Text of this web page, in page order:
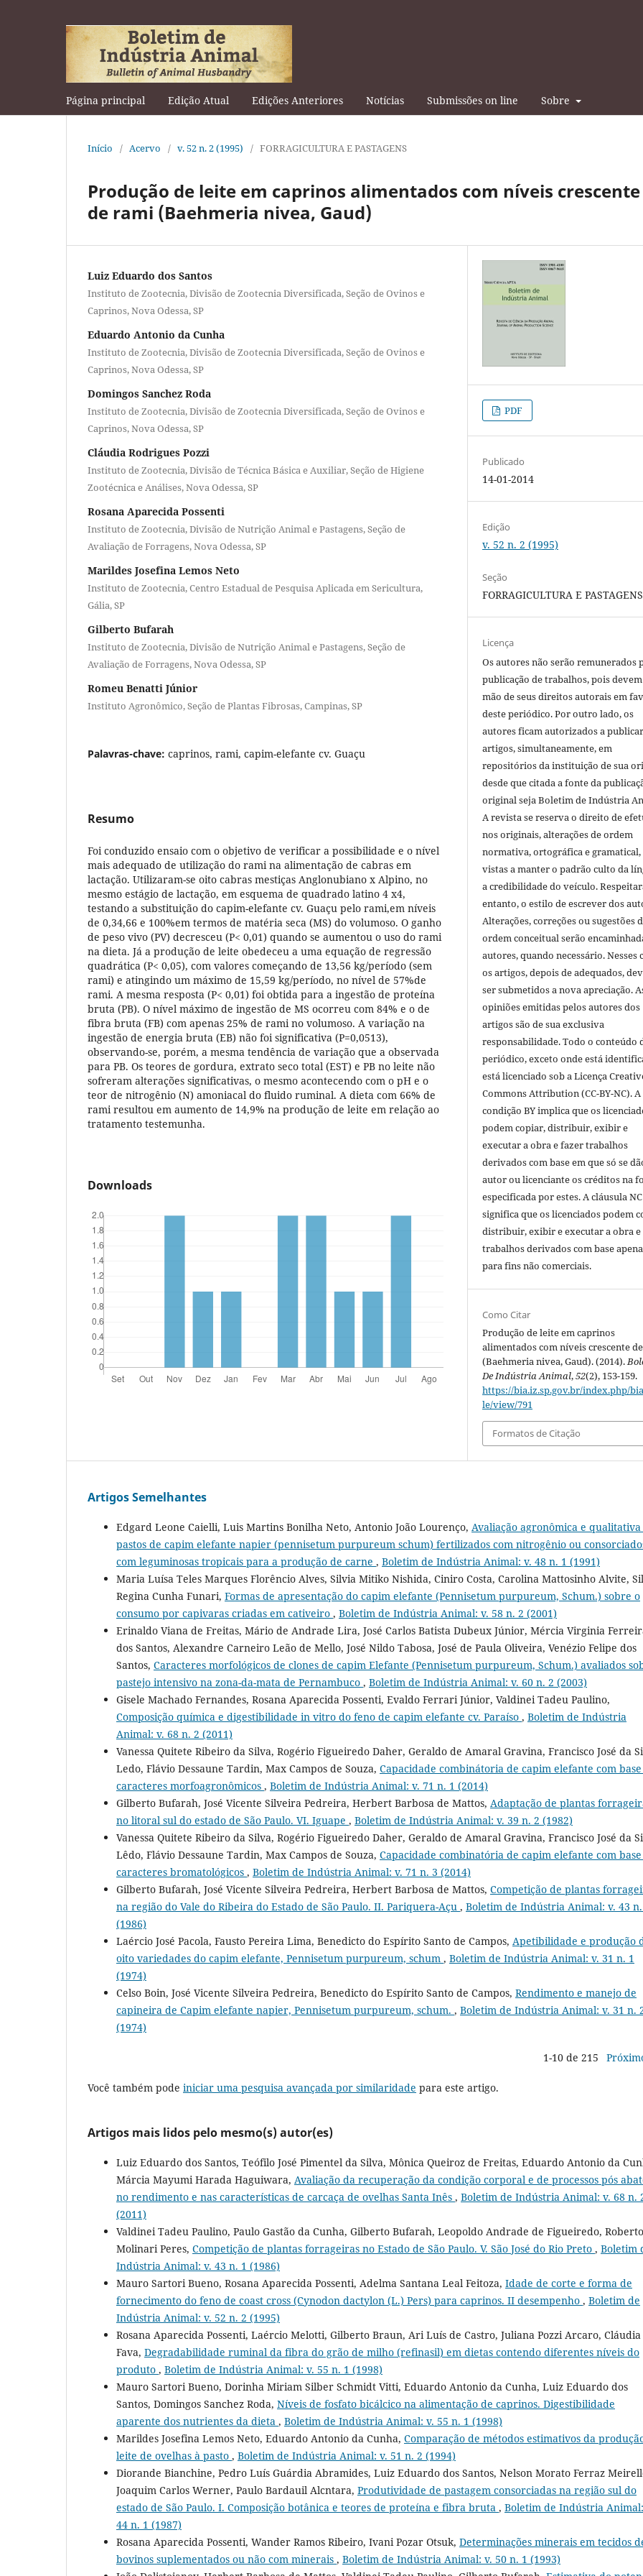
Página principal Edição Atual Edições Anteriores Notícias Submissões on line Sobre
Início / Acervo / v. 52 n. 2 (1995) / FORRAGICULTURA E PASTAGENS
Produção de leite em caprinos alimentados com níveis crescente
de rami (Baehmeria nivea, Gaud)
Luiz Eduardo dos Santos
Instituto de Zootecnia, Divisão de Zootecnia Diversificada, Seção de Ovinos e
Caprinos, Nova Odessa, SP
Eduardo Antonio da Cunha
Instituto de Zootecnia, Divisão de Zootecnia Diversificada, Seção de Ovinos e
Caprinos, Nova Odessa, SP
Domingos Sanchez Roda
Instituto de Zootecnia, Divisão de Zootecnia Diversificada, Seção de Ovinos e
Caprinos, Nova Odessa, SP
Cláudia Rodrigues Pozzi
Instituto de Zootecnia, Divisão de Técnica Básica e Auxiliar, Seção de Higiene
Zootécnica e Análises, Nova Odessa, SP
Rosana Aparecida Possenti
Instituto de Zootecnia, Divisão de Nutrição Animal e Pastagens, Seção de
Avaliação de Forragens, Nova Odessa, SP
Marildes Josefina Lemos Neto
Instituto de Zootecnia, Centro Estadual de Pesquisa Aplicada em Sericultura,
Gália, SP
Gilberto Bufarah
Instituto de Zootecnia, Divisão de Nutrição Animal e Pastagens, Seção de
Avaliação de Forragens, Nova Odessa, SP
Romeu Benatti Júnior
Instituto Agronômico, Seção de Plantas Fibrosas, Campinas, SP
Palavras-chave: caprinos, rami, capim-elefante cv. Guaçu
Resumo
Foi conduzido ensaio com o objetivo de verificar a possibilidade e o nível
mais adequado de utilização do rami na alimentação de cabras em
lactação. Utilizaram-se oito cabras mestiças Anglonubiano x Alpino, no
mesmo estágio de lactação, em esquema de quadrado latino 4 x4,
testando a substituição do capim-elefante cv. Guaçu pelo rami,em níveis
de 0,34,66 e 100%em termos de matéria seca (MS) do volumoso. O ganho
de peso vivo (PV) decresceu (P< 0,01) quando se aumentou o uso do rami
na dieta. Já a produção de leite obedeceu a uma equação de regressão
quadrática (P< 0,05), com valores começando de 13,56 kg/período (sem
rami) e atingindo um máximo de 15,59 kg/período, no nível de 57%de
rami. A mesma resposta (P< 0,01) foi obtida para a ingestão de proteína
bruta (PB). O nível máximo de ingestão de MS ocorreu com 84% e o de
fibra bruta (FB) com apenas 25% de rami no volumoso. A variação na
ingestão de energia bruta (EB) não foi significativa (P=0,0513),
observando-se, porém, a mesma tendência de variação que a observada
para PB. Os teores de gordura, extrato seco total (EST) e PB no leite não
sofreram alterações significativas, o mesmo acontecendo com o pH e o
teor de nitrogênio (N) amoniacal do fluido ruminal. A dieta com 66% de
rami resultou em aumento de 14,9% na produção de leite em relação ao
tratamento testemunha.
Downloads
PDF
Publicado
14-01-2014
Edição
v. 52 n. 2 (1995)
Seção
FORRAGICULTURA E PASTAGENS
Licença
Os autores não serão remunerados
publicação de trabalhos, pois
mão de seus direitos autorais em
deste periódico. Por outro lado, os
autores ficam autorizados a
artigos, simultaneamente, em
repositórios da instituição de sua
desde que citada a fonte da
original seja Boletim de Indústria
A revista se reserva o direito de
nos originais, alterações de ordem
normativa, ortográfica e gramatical,
vistas a manter o padrão culto da
a credibilidade do veículo.
entanto, o estilo de escrever dos
Alterações, correções ou sugestões
ordem conceitual serão
autores, quando necessário. Nesses
os artigos, depois de adequados,
ser submetidos a nova apreciação.
opiniões emitidas pelos autores dos
artigos são de sua exclusiva
responsabilidade. Todo o conteúdo
periódico, exceto onde está
está licenciado sob a Licença
Commons Attribution (CC-BY-NC). A
condição BY implica que os
podem copiar, distribuir, exibir e
executar a obra e fazer trabalhos
derivados com base em que só se
autor ou licenciante os créditos na
especificada por estes. A cláusula NC
significa que os licenciados podem
distribuir, exibir e executar a obra
trabalhos derivados com base
para fins não comerciais.
Como Citar
Produção de leite em caprinos
alimentados com níveis crescente
(Baehmeria nivea, Gaud). (2014).
De Indústria Animal,52(2), 153-159.
https://bia.iz.sp.gov.br/index.php/
le/view/791
Formatos de Citação
Artigos Semelhantes
Edgard Leone Caielli, Luis Martins Bonilha Neto, Antonio João Lourenço, Avaliação agronômica e qualitativa
pastos de capim elefante napier (pennisetum purpureum schum) fertilizados com nitrogênio ou
com leguminosas tropicais para a produção de carne , Boletim de Indústria Animal: v. 48 n. 1 (1991)
Maria Luísa Teles Marques Florêncio Alves, Silvia Mitiko Nishida, Ciniro Costa, Carolina Mattosinho Alvite,
Regina Cunha Funari, Formas de apresentação do capim elefante (Pennisetum purpureum, Schum.) sobre o
consumo por capivaras criadas em cativeiro , Boletim de Indústria Animal: v. 58 n. 2 (2001)
Erinaldo Viana de Freitas, Mário de Andrade Lira, José Carlos Batista Dubeux Júnior, Mércia Virginia
dos Santos, Alexandre Carneiro Leão de Mello, José Nildo Tabosa, José de Paula Oliveira, Venézio Felipe dos
Santos, Caracteres morfológicos de clones de capim Elefante (Pennisetum purpureum, Schum.) avaliados
pastejo intensivo na zona-da-mata de Pernambuco , Boletim de Indústria Animal: v. 60 n. 2 (2003)
Gisele Machado Fernandes, Rosana Aparecida Possenti, Evaldo Ferrari Júnior, Valdinei Tadeu Paulino,
Composição química e digestibilidade in vitro do feno de capim elefante cv. Paraíso , Boletim de Indústria
Animal: v. 68 n. 2 (2011)
Vanessa Quitete Ribeiro da Silva, Rogério Figueiredo Daher, Geraldo de Amaral Gravina, Francisco José da
Ledo, Flávio Dessaune Tardin, Max Campos de Souza, Capacidade combinátoria de capim elefante com
caracteres morfoagronômicos , Boletim de Indústria Animal: v. 71 n. 1 (2014)
Gilberto Bufarah, José Vicente Silveira Pedreira, Herbert Barbosa de Mattos, Adaptação de plantas
no litoral sul do estado de São Paulo. VI. Iguape , Boletim de Indústria Animal: v. 39 n. 2 (1982)
Vanessa Quitete Ribeiro da Silva, Rogério Figueiredo Daher, Geraldo de Amaral Gravina, Francisco José da
Lêdo, Flávio Dessaune Tardin, Max Campos de Souza, Capacidade combinatória de capim elefante com
caracteres bromatológicos , Boletim de Indústria Animal: v. 71 n. 3 (2014)
Gilberto Bufarah, José Vicente Silveira Pedreira, Herbert Barbosa de Mattos, Competição de plantas
na região do Vale do Ribeira do Estado de São Paulo. II. Pariquera-Açu , Boletim de Indústria Animal: v. 43 n.
(1986)
Laércio José Pacola, Fausto Pereira Lima, Benedicto do Espírito Santo de Campos, Apetibilidade e produção
oito variedades do capim elefante, Pennisetum purpureum, schum , Boletim de Indústria Animal: v. 31 n. 1
(1974)
Celso Boin, José Vicente Silveira Pedreira, Benedicto do Espírito Santo de Campos, Rendimento e manejo de
capineira de Capim elefante napier, Pennisetum purpureum, schum. , Boletim de Indústria Animal: v. 31 n.
(1974)
1-10 de 215
Você também pode iniciar uma pesquisa avançada por similaridade para este artigo.
Artigos mais lidos pelo mesmo(s) autor(es)
Luiz Eduardo dos Santos, Teófilo José Pimentel da Silva, Mônica Queiroz de Freitas, Eduardo Antonio da
Márcia Mayumi Harada Haguiwara, Avaliação da recuperação da condição corporal e de processos pós
no rendimento e nas características de carcaça de ovelhas Santa Inês , Boletim de Indústria Animal: v. 68 n.
(2011)
Valdinei Tadeu Paulino, Paulo Gastão da Cunha, Gilberto Bufarah, Leopoldo Andrade de Figueiredo, Roberto
Molinari Peres, Competição de plantas forrageiras no Estado de São Paulo. V. São José do Rio Preto , Boletim
Indústria Animal: v. 43 n. 1 (1986)
Mauro Sartori Bueno, Rosana Aparecida Possenti, Adelma Santana Leal Feitoza, Idade de corte e forma de
fornecimento do feno de coast cross (Cynodon dactylon (L.) Pers) para caprinos. II desempenho , Boletim de
Indústria Animal: v. 52 n. 2 (1995)
Rosana Aparecida Possenti, Laércio Melotti, Gilberto Braun, Ari Luís de Castro, Juliana Pozzi Arcaro, Cláudia
Fava, Degradabilidade ruminal da fibra do grão de milho (refinasil) em dietas contendo diferentes níveis do
produto , Boletim de Indústria Animal: v. 55 n. 1 (1998)
Mauro Sartori Bueno, Dorinha Miriam Silber Schmidt Vitti, Eduardo Antonio da Cunha, Luiz Eduardo dos
Santos, Domingos Sanchez Roda, Níveis de fosfato bicálcico na alimentação de caprinos. Digestibilidade
aparente dos nutrientes da dieta , Boletim de Indústria Animal: v. 55 n. 1 (1998)
Marildes Josefina Lemos Neto, Eduardo Antonio da Cunha, Comparação de métodos estimativos da
leite de ovelhas à pasto , Boletim de Indústria Animal: v. 51 n. 2 (1994)
Diorande Bianchine, Pedro Luís Guárdia Abramides, Luiz Eduardo dos Santos, Nelson Morato Ferraz
Joaquim Carlos Werner, Paulo Bardauil Alcntara, Produtividade de pastagem consorciadas na região sul do
estado de São Paulo. I. Composição botânica e teores de proteína e fibra bruta , Boletim de Indústria
44 n. 1 (1987)
Rosana Aparecida Possenti, Wander Ramos Ribeiro, Ivani Pozar Otsuk, Determinações minerais em tecidos
bovinos suplementados ou não com minerais , Boletim de Indústria Animal: v. 50 n. 1 (1993)